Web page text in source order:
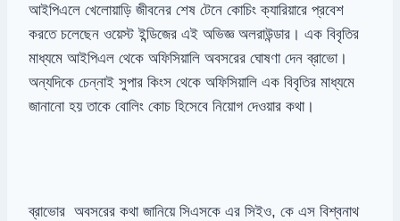
আইপিএলে খেলোয়াড়ি জীবনের শেষ টেনে কোচিং ক্যারিয়ারে প্রবেশ
করতে চলেছেন ওয়েস্ট ইন্ডিজের এই অভিজ্ঞ অলরাউন্ডার। এক বিবৃতির
মাধ্যমে আইপিএল থেকে অফিসিয়ালি অবসরের ঘোষণা দেন ব্রাভো।
অন্যদিকে চেন্নাই সুপার কিংস থেকে অফিসিয়ালি এক বিবৃতির মাধ্যমে
জানানো হয় তাকে বোলিং কোচ হিসেবে নিয়োগ দেওয়ার কথা।
ব্রাভোর অবসরের কথা জানিয়ে সিএসকে এর সিইও, কে এস বিশ্বনাথ